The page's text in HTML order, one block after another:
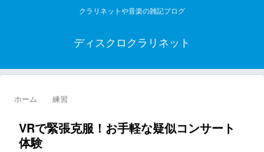
クラリネットや音楽の雑記ブログ
ディスクロクラリネット
ホーム 練習
VRで緊張克服！お手軽な疑似コンサート
体験